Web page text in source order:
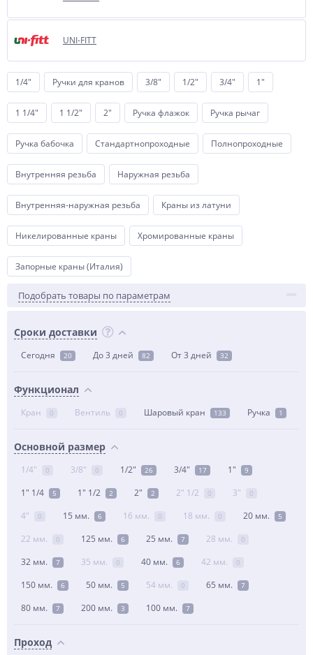
UNI-FITT
1/4" Ручки для кранов 3/8" 1/2" 3/4" 1"
1 1/4" 1 1/2" 2" Ручка флажок Ручка рычаг
Ручка бабочка Стандартнопроходные Полнопроходные
Внутренняя резьба Наружная резьба
Внутренняя-наружная резьба Краны из латуни
Никелированные краны Хромированные краны
Запорные краны (Италия)
Подобрать товары по параметрам
Сроки доставки
Сегодня 20 До 3 дней 82 От 3 дней 32
Функционал
Кран 0 Вентиль 0 Шаровый кран 133 Ручка 1
Основной размер
1/4" 0 3/8" 0 1/2" 26 3/4" 17 1" 9
1" 1/4 5 1" 1/2 2 2" 2 2" 1/2 0 3" 0
4" 0 15 мм. 6 16 мм. 0 18 мм. 0 20 мм. 5
22 мм. 0 125 мм. 6 25 мм. 7 28 мм. 0
32 мм. 7 35 мм. 0 40 мм. 6 42 мм. 0
150 мм. 6 50 мм. 5 54 мм. 0 65 мм. 7
80 мм. 7 200 мм. 3 100 мм. 7
Проход